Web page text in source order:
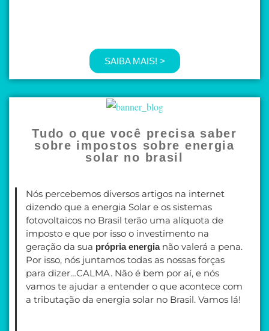
SAIBA MAIS! >
Tudo o que você precisa saber
sobre impostos sobre energia
solar no brasil
Nós percebemos diversos artigos na internet
dizendo que a energia Solar e os sistemas
fotovoltaicos no Brasil terão uma alíquota de
imposto e que por isso o investimento na
geração da sua própria energianão valerá a pena.
Por isso, nós juntamos todas as nossas forças
para dizer…CALMA. Não é bem por aí, e nós
vamos te ajudar a entender o que acontece com
a tributação da energia solar no Brasil. Vamos lá!